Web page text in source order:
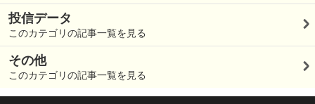
投信データ
このカテゴリの記事一覧を見る
その他
このカテゴリの記事一覧を見る